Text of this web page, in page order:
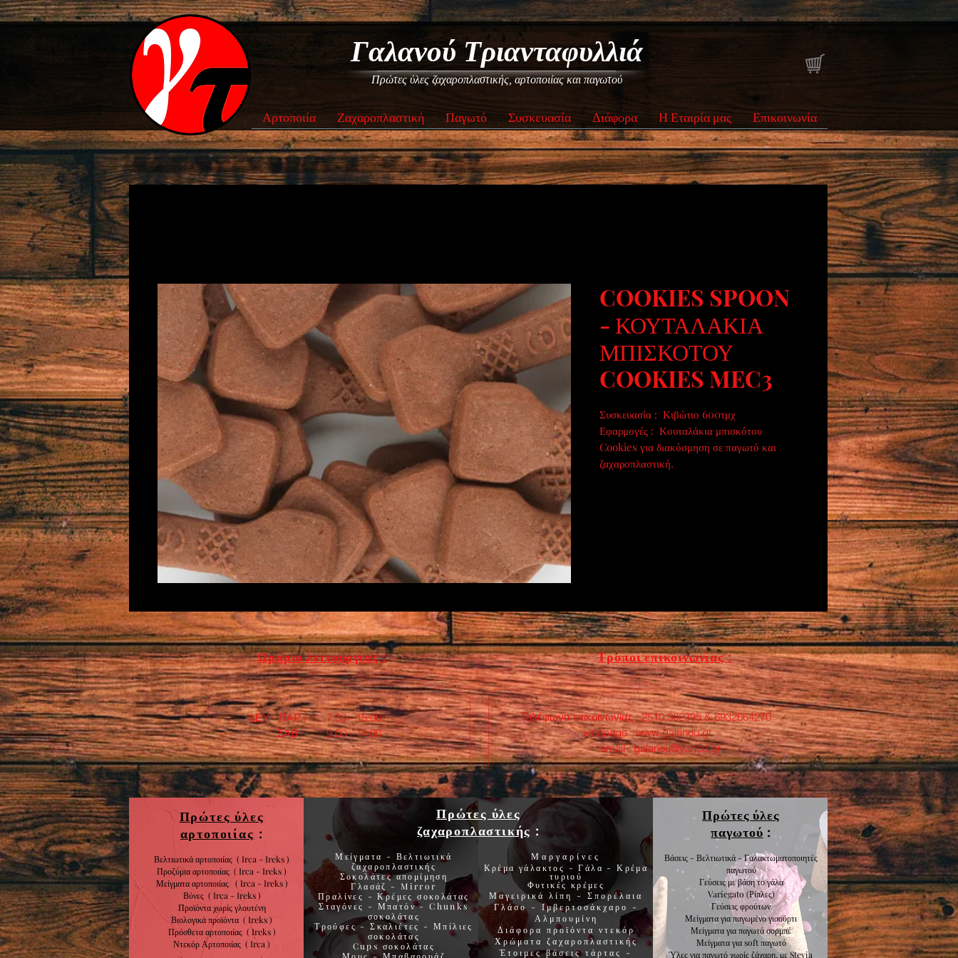
Γαλανού Τριανταφυλλιά
Πρώτες ύλες ζαχαροπλαστικής, αρτοποιίας και παγωτού
Αρτοποιία Ζαχαροπλαστική Παγωτό Συσκευασία Διάφορα Η Εταιρία μας Επικοινωνία
COOKIES SPOON
- ΚΟΥΤΑΛΑΚΙΑ
ΜΠΙΣΚΟΤΟΥ
COOKIES MEC3
Συσκευασία : Κιβώτιο 600τμχ
Εφαρμογές : Κουταλάκια μπισκότου
Cookies για διακόσμηση σε παγωτό και
ζαχαροπλαστική.
Ωράριο λειτουργίας :
ΔΕΥ - ΠΑΡ : 7:30 - 15:00
​ ΣΑΒ : 9:00 - 14:00
Τρόποι επικοινωνίας :
Τηλέφωνα επικοινωνίας : 2510 392395 & 6932664270
webpage :www.galanou.gr
email :galanou@yahoo.gr
Πρώτες ύλες
αρτοποιίας :
Βελτιωτικά αρτοποιίας ( Irca - Ireks )
Προζύμια αρτοποιίας ( Irca - Ireks )
Μείγματα αρτοποιίας ( Irca - Ireks )
Βύνες ( Irca - Ireks )
Προϊόντα χωρίςγλουτένη
Βιολογικάπροϊόντα ( Ireks )
Πρόσθετα αρτοποιίας (Ireks )
Ντεκόρ Αρτοποιίας ( Irca )
Μείγματα - Βελτιωτικά
ζαχαροπλαστικής
Σοκολάτεςαπομίμηση
Γλασάζ - Mirror
Πραλίνες - Κρέμες σοκολάτας
Σταγόνες - Μπατόν-Chunks
σοκολάτας
Τρούφες-Σκαλιέτες -Μπίλιες
σοκολάτας
Cups σοκολάτας
Μαργαρίνες
Κρέμα γάλακτος - Γάλα - Κρέμα
τυριού
Φυτικές κρέμες
Μαγειρικά λίπη - Σπορέλαια
Γλάσο -Ιμβερτοσάκχαρο -
Αλμπουμίνη
Διάφορα προϊόντα ντεκόρ
Χρώματα ζαχαροπλαστικής
Έτοιμες βάσεις τάρτας
-
Πρώτες ύλες
παγωτού :
Βάσεις - Βελτιωτικά - Γαλακτωματοποιητές
παγωτού
Γεύσεις με βάση το γάλα
Variegato (Ρίπλες)
Γεύσειςφρούτων
Μείγματα γιαπαγωμένο γιαούρτι
Μείγματα γιαπαγωτά σορμπέ
Μείγματα γιαsoft παγωτό
Ύλες για παγωτό χωρίς ζάχαρη, με Stevia
Πρώτες ύλες
ζαχαροπλαστικής :